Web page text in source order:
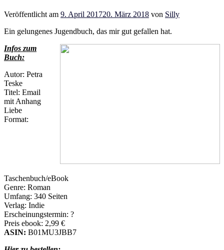
Veröffentlicht am 9. April 201720. März 2018 von Silly
Ein gelungenes Jugendbuch, das mir gut gefallen hat.
Infos zum
Buch:
Autor: Petra
Teske
Titel: Email
mit Anhang
Liebe
Format:
Taschenbuch/eBook
Genre: Roman
Umfang: 340 Seiten
Verlag: Indie
Erscheinungstermin: ?
Preis ebook: 2,99 €
ASIN: B01MU3JBB7